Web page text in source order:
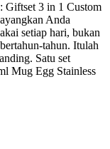
Giftset 3 in 1 Custom
Anda
setiap hari, bukan
tahun. Itulah
Satu set
Mug Egg Stainless